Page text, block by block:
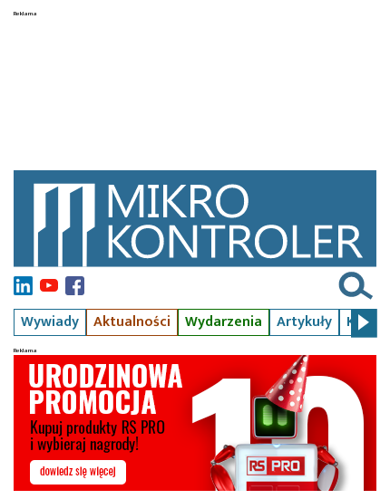
Wywiady Aktualności Wydarzenia Artykuły Kursy